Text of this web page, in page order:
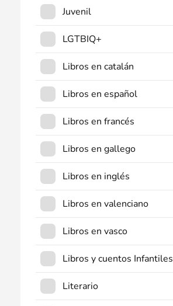
Juvenil
LGTBIQ+
Libros en catalán
Libros en español
Libros en francés
Libros en gallego
Libros en inglés
Libros en valenciano
Libros en vasco
Libros y cuentos Infantiles
Literario